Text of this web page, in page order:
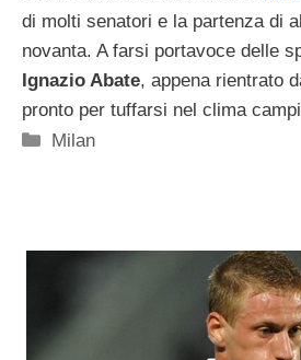
di molti senatori e la partenza di
novanta. A farsi portavoce delle
Ignazio Abate, appena rientrato
pronto per tuffarsi nel clima
Categorie
Milan